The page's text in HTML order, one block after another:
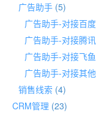
广告助手 (5)
广告助手-对接百度
广告助手-对接腾讯
广告助手-对接飞鱼
广告助手-对接其
销售线索 (4)
CRM管理 (23)